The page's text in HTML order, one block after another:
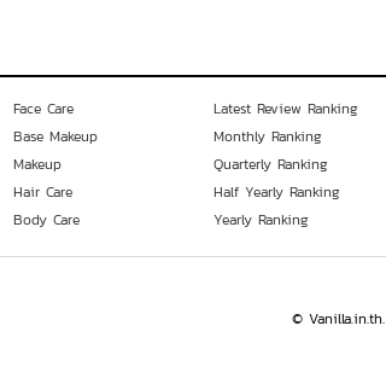
Face Care
Base Makeup
Makeup
Hair Care
Body Care
Latest Review Ranking
Monthly Ranking
Quarterly Ranking
Half Yearly Ranking
Yearly Ranking
©